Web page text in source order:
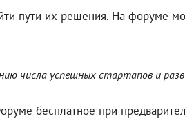
пути их решения. На форуме
числа успешных стартапов и
бесплатное при